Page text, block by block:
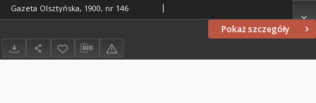
Pokaż szczegóły
Gazeta Olsztyńska, 1900, nr 146